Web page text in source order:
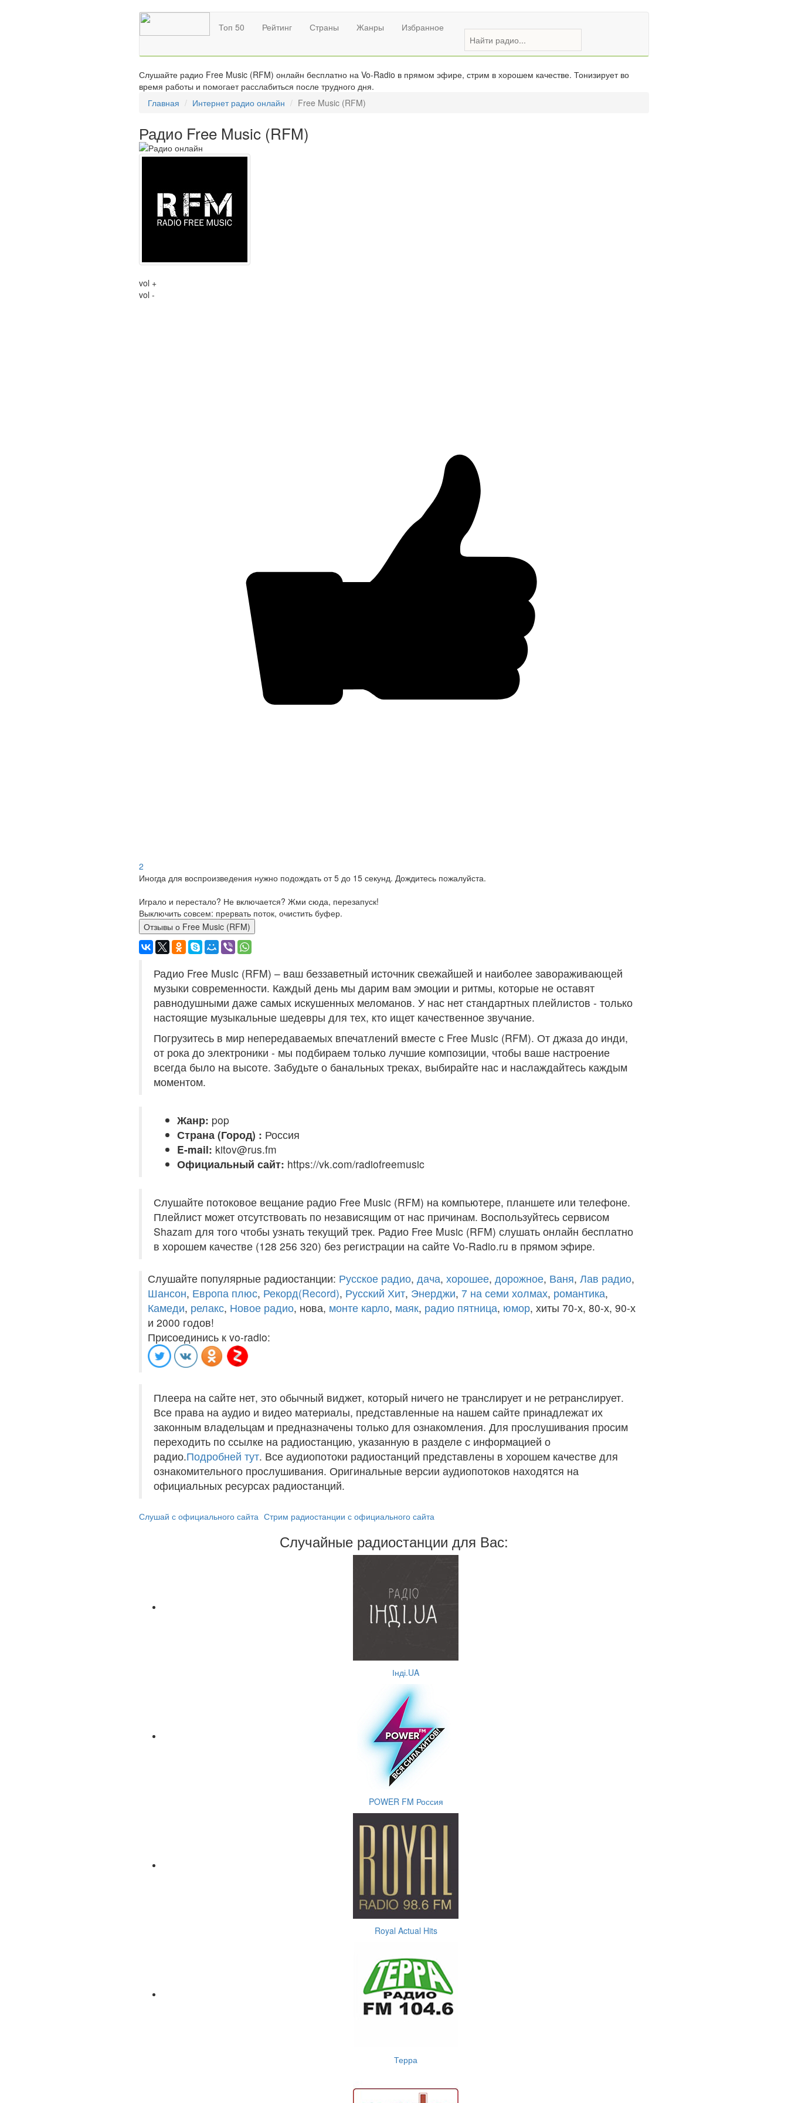
Топ 50 Рейтинг Страны Жанры Избранное
Слушайте радио Free Music (RFM) онлайн бесплатно на Vo-Radio в прямом эфире, стрим в хорошем качестве. Тонизирует во
время работы и помогает расслабиться после трудного дня.
Главная
Интернет радио онлайн Free Music (RFM)
Радио Free Music (RFM)
vol +
vol -
2
Иногда для воспроизведения нужно подождать от 5 до 15 секунд. Дождитесь пожалуйста.
Играло и перестало? Не включается? Жми сюда, перезапуск!
Выключить совсем: прервать поток, очистить буфер.
Отзывы о Free Music (RFM)
Радио Free Music (RFM) – ваш беззаветный источник свежайшей и наиболее завораживающей
музыки современности. Каждый день мы дарим вам эмоции и ритмы, которые не оставят
равнодушными даже самых искушенных меломанов. У нас нет стандартных плейлистов - только
настоящие музыкальные шедевры для тех, кто ищет качественное звучание.
Погрузитесь в мир непередаваемых впечатлений вместе с Free Music (RFM). От джаза до инди,
от рока до электроники - мы подбираем только лучшие композиции, чтобы ваше настроение
всегда было на высоте. Забудьте о банальных треках, выбирайте нас и наслаждайтесь каждым
моментом.
Жанр: pop
Страна (Город) : Россия
E-mail: kitov@rus.fm
Официальный сайт: https://vk.com/radiofreemusic
Слушайте потоковое вещание радио Free Music (RFM) на компьютере, планшете или телефоне.
Плейлист может отсутствовать по независящим от нас причинам. Воспользуйтесь сервисом
Shazam для того чтобы узнать текущий трек. Радио Free Music (RFM) слушать онлайн бесплатно
в хорошем качестве (128 256 320) без регистрации на сайте Vo-Radio.ru в прямом эфире.
Слушайте популярные радиостанции: Русское радио, дача, хорошее, дорожное, Ваня, Лав радио,
Шансон, Европа плюс, Рекорд(Record), Русский Хит, Энерджи, 7 на семи холмах, романтика,
Камеди, релакс, Новое радио, нова, монте карло, маяк, радио пятница, юмор, хиты 70-х, 80-х, 90-х
и 2000 годов!
Присоединись к vo-radio:
Плеера на сайте нет, это обычный виджет, который ничего не транслирует и не ретранслирует.
Все права на аудио и видео материалы, представленные на нашем сайте принадлежат их
законным владельцам и предназначены только для ознакомления. Для прослушивания просим
переходить по ссылке на радиостанцию, указанную в разделе с информацией о
радио.Подробней тут. Все аудиопотоки радиостанций представлены в хорошем качестве для
ознакомительного прослушивания. Оригинальные версии аудиопотоков находятся на
официальных ресурсах радиостанций.
Слушай с официального сайта Стрим радиостанции с официального сайта
Случайные радиостанции для Вас:
Інді.UA
POWER FM Россия
Royal Actual Hits
Терра